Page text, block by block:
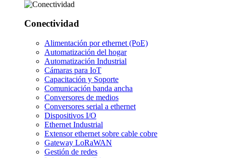
Conectividad
Alimentación por ethernet (PoE)
Automatización del hogar
Automatización Industrial
Cámaras para IoT
Capacitación y Soporte
Comunicación banda ancha
Conversores de medios
Conversores serial a ethernet
Dispositivos I/O
Ethernet Industrial
Extensor ethernet sobre cable cobre
Gateway LoRaWAN
Gestión de redes